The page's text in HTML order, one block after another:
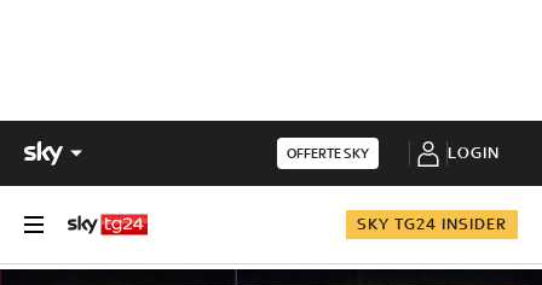
OFFERTE SKY LOGIN
SKY TG24 INSIDER